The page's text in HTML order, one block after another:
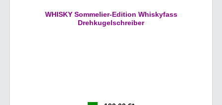
WHISKY Sommelier-Edition Whiskyfass
Drehkugelschreiber